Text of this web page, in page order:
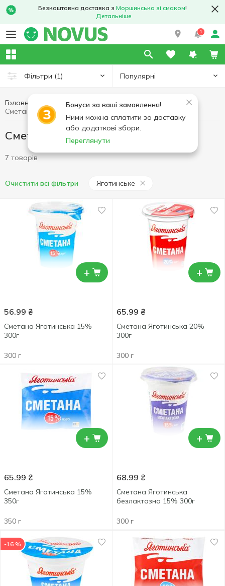
Безкоштовна доставка з Моршинська зі смаком!
Детальніше
1
Фільтри (1) Популярні
Бонуси за ваші замовлення!
Ними можна сплатити за доставку
або додаткові збори.
Переглянути
Головна Яйця та молочні продукти
Сметана
Сметана Яготинське
Сметана Яготинське
7 товарів
Очистити всі фільтри Яготинське
+
56.99 ₴
Сметана Яготинська 15%
300г
300 г
+
65.99 ₴
Сметана Яготинська 20%
300г
300 г
+
65.99 ₴
Сметана Яготинська 15%
350г
350 г
+
68.99 ₴
Сметана Яготинська
безлактозна 15% 300г
300 г
-16 %